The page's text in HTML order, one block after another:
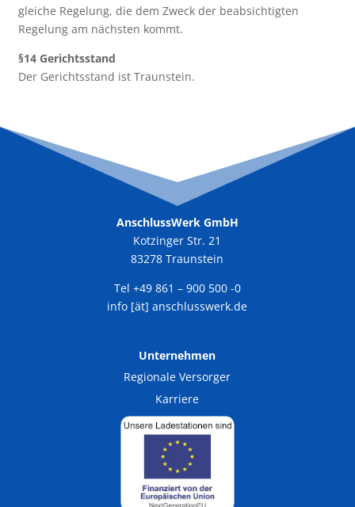
gleiche Regelung, die dem Zweck der beabsichtigten
Regelung am nächsten kommt.
§14 Gerichtsstand
Der Gerichtsstand ist Traunstein.
AnschlussWerk GmbH
Kotzinger Str. 21
83278 Traunstein
Tel +49 861 – 900 500 -0
info [ät] anschlusswerk.de
Unternehmen
Regionale Versorger
Karriere